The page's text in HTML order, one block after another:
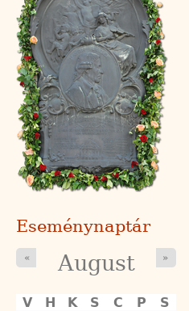
Eseménynaptár
« August »
V H K S C P
S